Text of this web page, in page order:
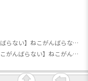
【ねこがんばらない】ねこがんばらない めちゃもふぐっとぬいぐるみ～おなかすいたこやき～
【ねこがんばらない】ねこがんばらない めちゃもふぐっとぬいぐるみ～おなかすいたこやき～